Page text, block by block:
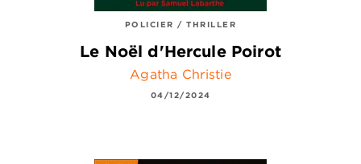
POLICIER / THRILLER
Le Noël d'Hercule Poirot
Agatha Christie
04/12/2024